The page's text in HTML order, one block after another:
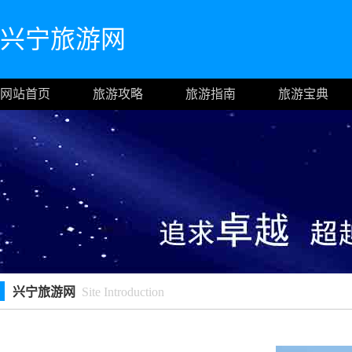
兴宁旅游网
网站首页 旅游攻略 旅游指南 旅游宝典
兴宁旅游网 Site Introduction